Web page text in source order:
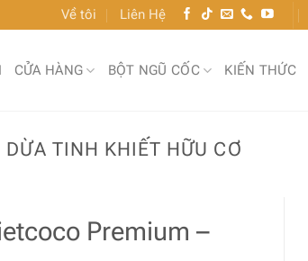
Về tôi Liên Hệ
CỬA HÀNG BỘT NGŨ CỐC KIẾN THỨC
DỪA TINH KHIẾT HỮU CƠ
Premium –